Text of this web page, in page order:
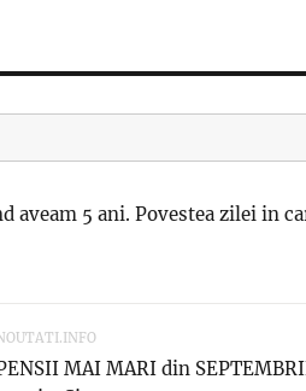
aveam 5 ani. Povestea zilei in
MAI MARI din